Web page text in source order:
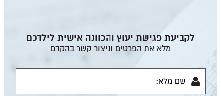
לקביעת פגישת יעוץ והכוונה אישית לילדכם
מלא את הפרטים וניצור קשר בהקדם